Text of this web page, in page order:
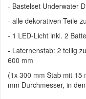
- Bastelset Underwater
- alle dekorativen Teile
- 1 LED-Licht inkl. 2
- Laternenstab: 2 teilig
600 mm
(1x 300 mm Stab mit 15
mm Durchmesser, in